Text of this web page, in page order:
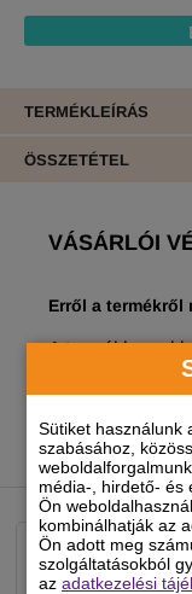
Sütiket használunk
szabásához,
média-, hirdető- és
Ön
kombinálhatják az
Ön adott meg
szolgáltatásokból
azadatkezelési
TERMÉKLEÍRÁS
ÖSSZETÉTEL
VÁSÁRLÓI
Erről a termékről
A termékhez
regisztrált és